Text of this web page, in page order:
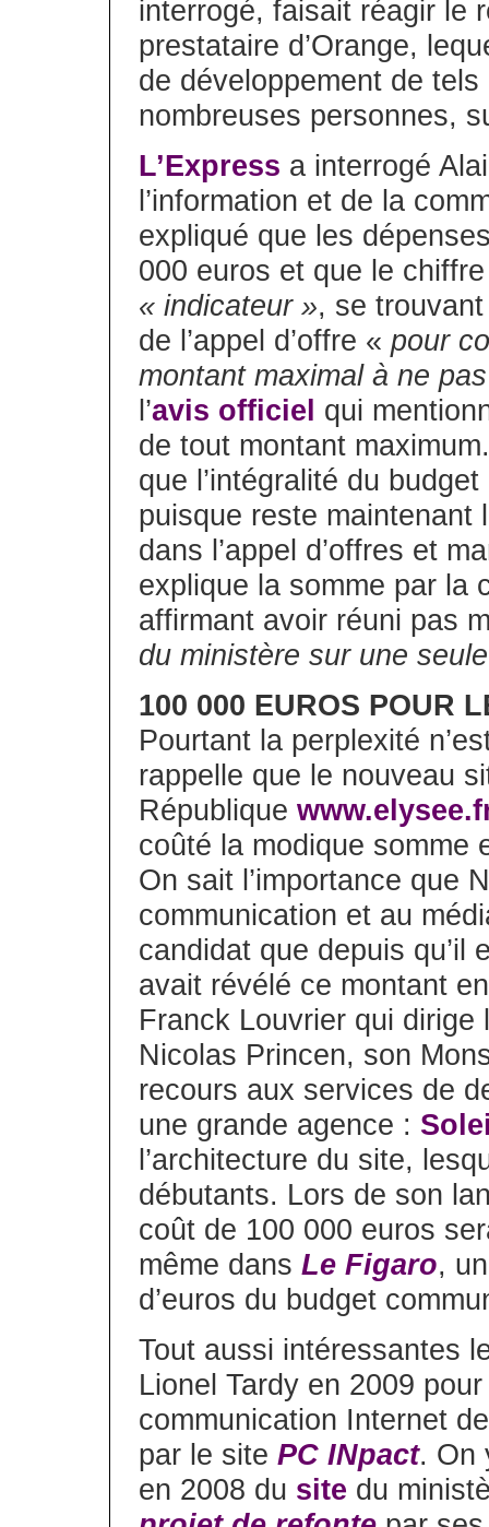
interrogé, faisait réagir le
prestataire d’Orange,
de développement de
nombreuses personnes,
L’Express a interrogé
l’information et de la
expliqué que les
000 euros et que le
« indicateur », se
de l’appel d’offre « pour
montant maximal à ne
l’avis officiel qui
de tout montant
que l’intégralité du
puisque reste maintenant
dans l’appel d’offres et
explique la somme par la
affirmant avoir réuni pas
du ministère sur une
100 000 EUROS POUR
Pourtant la perplexité
rappelle que le nouveau
République
coûté la modique somme
On sait l’importance que
communication et au
candidat que depuis qu’il
avait révélé ce montant
Franck Louvrier qui dirige
Nicolas Princen, son
recours aux services de
une grande agence :
l’architecture du site,
débutants. Lors de son
coût de 100 000 euros
même dans Le Figaro,
d’euros du budget
Tout aussi intéressantes
Lionel Tardy en 2009
communication Internet
par le site PC INpact. On
en 2008 du site du